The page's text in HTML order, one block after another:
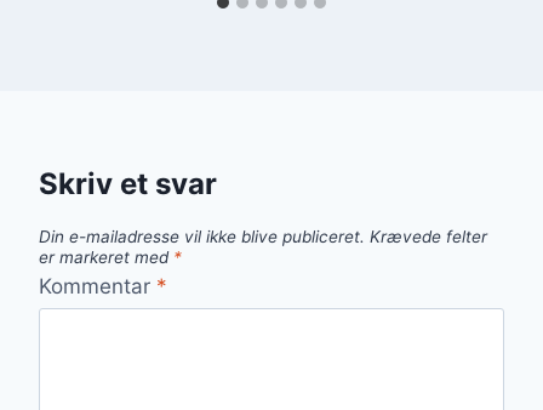
Skriv et svar
Din e-mailadresse vil ikke blive publiceret. Krævede felter
er markeret med *
Kommentar *